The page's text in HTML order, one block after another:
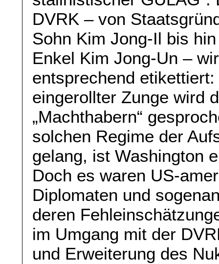
DVRK – von
Sohn Kim Jong-Il bis
Enkel Kim Jong-Un –
entsprechend
eingerollter Zunge wird
„Machthabern“
solchen Regime der
gelang, ist Washington
Doch es waren US-
Diplomaten und
deren
im Umgang mit der
und Erweiterung des